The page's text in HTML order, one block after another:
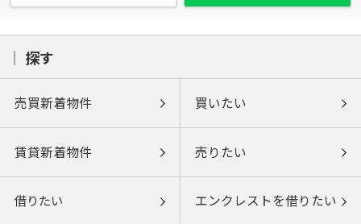
探す
売買新着物件 買いたい
賃貸新着物件 売りたい
借りたい エンクレストを借りたい